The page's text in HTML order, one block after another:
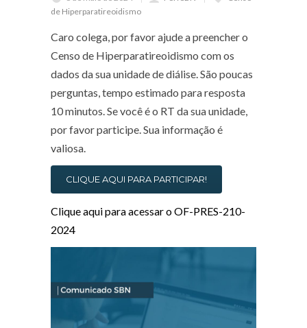
de Hiperparatireoidismo
Caro colega, por favor ajude a preencher o
Censo de Hiperparatireoidismo com os
dados da sua unidade de diálise. São poucas
perguntas, tempo estimado para resposta
10 minutos. Se você é o RT da sua unidade,
por favor participe. Sua informação é
valiosa.
CLIQUE AQUI PARA PARTICIPAR!
Clique aqui para acessar o OF-PRES-210-
2024